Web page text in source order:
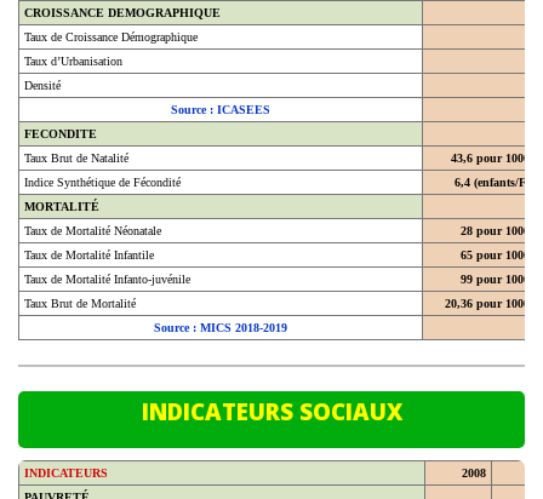
Taux de Croissance Démographique
Taux d’Urbanisation
Densité
Source : ICASEES
FECONDITE
Taux Brut de Natalité
43,6 pour 1000
Indice Synthétique de Fécondité
6,4 (enfants/F)
MORTALITÉ
Taux de Mortalité Néonatale
28 pour 1000
Taux de Mortalité Infantile
65 pour 1000
Taux de Mortalité Infanto-juvénile
99 pour 1000
Taux Brut de Mortalité
20,36 pour 1000
Source : MICS 2018-2019
INDICATEURS SOCIAUX
INDICATEURS 2008
PAUVRETÉ